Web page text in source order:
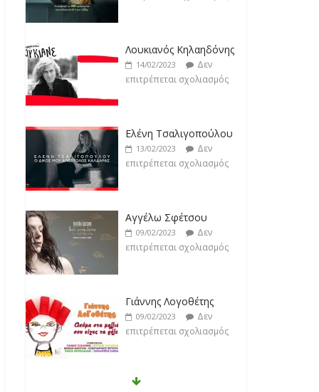
19/02/2023
Δεν
επιτρέπεται σχολιασμός
Λουκιανός Κηλαηδόνης
14/02/2023
Δεν
επιτρέπεται σχολιασμός
Ελένη Τσαλιγοπούλου
13/02/2023
Δεν
επιτρέπεται σχολιασμός
Αγγέλω Σφέτσου
09/02/2023
Δεν
επιτρέπεται σχολιασμός
Γιάννης Λογοθέτης
09/02/2023
Δεν
επιτρέπεται σχολιασμός
Anemos